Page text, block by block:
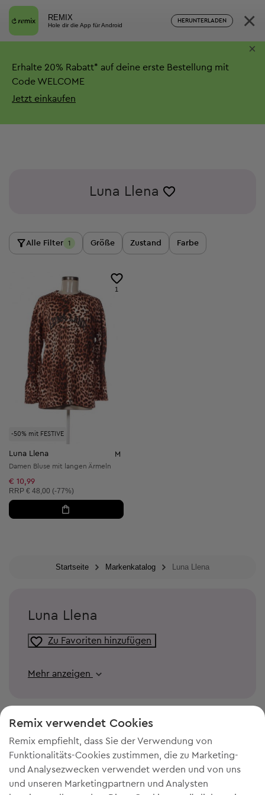
REMIX
Hole dir die App für Android
HERUNTERLADEN ×
Erhalte 20% Rabatt* auf deine erste Bestellung mit
Code WELCOME
Jetzt einkaufen
×
Luna Llena
Alle Filter 1 Größe Zustand Farbe
-50% mit FESTIVE
1
Luna Llena M
Damen Bluse mit langen Ärmeln
€ 10,99
Unverbindliche Preisempfehlung:
RRP € 48,00 (-77%)
Startseite Markenkatalog Luna Llena
Luna Llena
Zu Favoriten hinzufügen
Mehr anzeigen
Remix verwendet Cookies
Remix empfiehlt, dass Sie der Verwendung von
Funktionalitäts-Cookies zustimmen, die zu Marketing-
und Analysezwecken verwendet werden und von uns
und unseren Marketingpartnern und Analysten